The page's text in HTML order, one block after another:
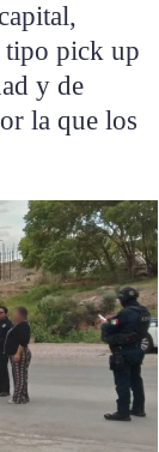
tipo pick up
y de
la que los